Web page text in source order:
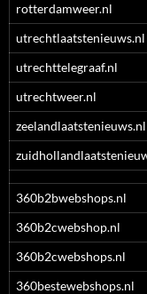
rotterdamweer.nl
utrechtlaatstenieuws.nl
utrechttelegraaf.nl
utrechtweer.nl
zeelandlaatstenieuws.nl
360b2bwebshops.nl
360b2cwebshop.nl
360b2cwebshops.nl
360bestewebshops.nl